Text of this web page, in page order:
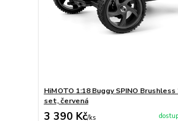
HiMOTO 1:18 Buggy SPINO Brushless
set, červená
3 390 Kč/ks